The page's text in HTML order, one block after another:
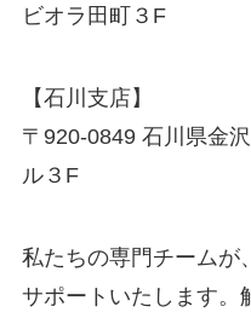
ビオラ田町３F
【石川支店】
〒920-0849 石川県金
ル３F
私たちの専門チームが
サポートいたします。